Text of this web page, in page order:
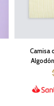
Camisa